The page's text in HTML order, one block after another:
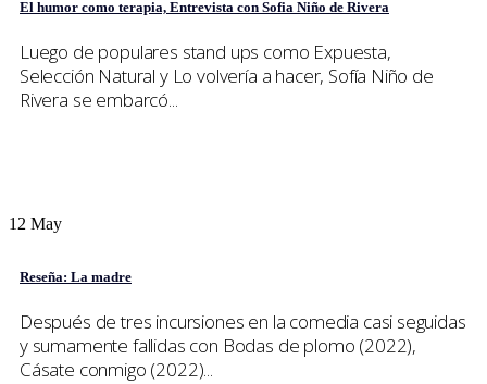
El humor como terapia, Entrevista con Sofia Niño de Rivera
Luego de populares stand ups como Expuesta,
Selección Natural y Lo volvería a hacer, Sofía Niño de
Rivera se embarcó...
12 May
Reseña: La madre
Después de tres incursiones en la comedia casi seguidas
y sumamente fallidas con Bodas de plomo (2022),
Cásate conmigo (2022)...